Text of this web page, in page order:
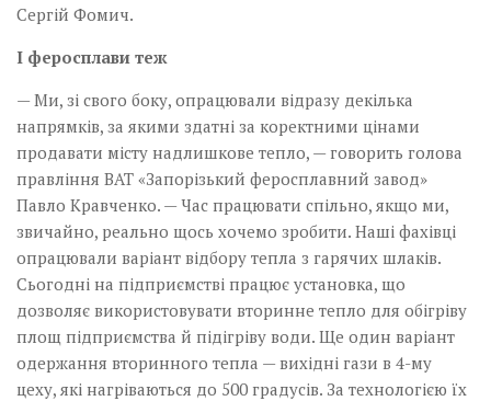
Сергій Фомич.
І феросплави теж
— Ми, зі свого боку, опрацювали відразу декілька
напрямків, за якими здатні за коректними цінами
продавати місту над­лишкове­­ тепло, — говорить голова
правління ВАТ ­«Запорізький феросплавний завод»
Павло Кравченко. — Час працювати спільно, якщо ми,
звичайно, реально щось хочемо зробити. Наші фахівці
опрацювали варіант відбору тепла з гарячих шлаків.
Сьогодні на підприємстві працює установка, що
дозволяє використовувати вторинне тепло для обігріву
площ підприємства й підігріву води. Ще один варіант
одержання вторинного тепла — вихідні гази в 4-му
цеху, які нагріваються до 500 градусів. За технологією їх